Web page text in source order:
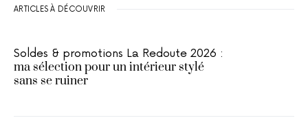
ARTICLES À DÉCOUVRIR
Soldes & promotions La Redoute 2026 :
ma sélection pour un intérieur stylé
sans se ruiner